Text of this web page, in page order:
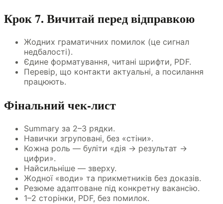
Крок 7. Вичитай перед відправкою
Жодних граматичних помилок (це сигнал
недбалості).
Єдине форматування, читані шрифти, PDF.
Перевір, що контакти актуальні, а посилання
працюють.
Фінальний чек-лист
Summary за 2–3 рядки.
Навички згруповані, без «стіни».
Кожна роль — буліти «дія → результат →
цифри».
Найсильніше — зверху.
Жодної «води» та прикметників без доказів.
Резюме адаптоване під конкретну вакансію.
1–2 сторінки, PDF, без помилок.